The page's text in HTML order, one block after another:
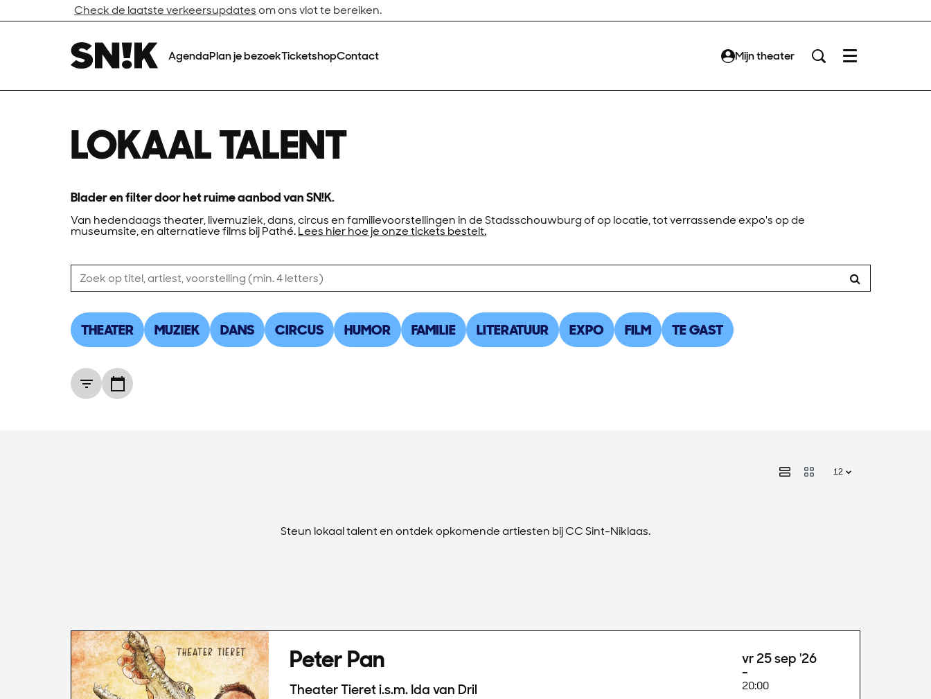
Check de laatste verkeersupdatesom ons vlot te bereiken.
AgendaPlan je bezoekTicketshopContact Mijn theater Menu
LOKAAL TALENT
Blader en filter door het ruime aanbod van SN!K.
Van hedendaags theater, livemuziek, dans, circus en familievoorstellingen in de Stadsschouwburg of op locatie, tot verrassende expo's op de
museumsite, en alternatieve films bij Pathé.Lees hier hoe je onze tickets bestelt.
THEATER MUZIEK DANS CIRCUS HUMOR FAMILIE LITERATUUR EXPO FILM TE GAST
Steun lokaal talent en ontdek opkomende artiesten bij CC Sint-Niklaas.
Peter Pan
Theater Tieret i.s.m. Ida van Dril
vr 25 sep '26
20:00